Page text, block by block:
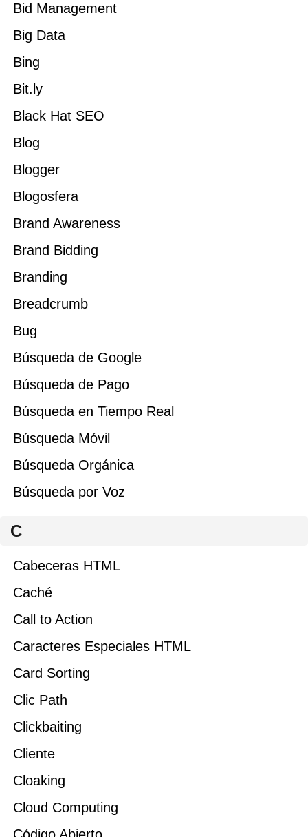
Bid Management
Big Data
Bing
Bit.ly
Black Hat SEO
Blog
Blogger
Blogosfera
Brand Awareness
Brand Bidding
Branding
Breadcrumb
Bug
Búsqueda de Google
Búsqueda de Pago
Búsqueda en Tiempo Real
Búsqueda Móvil
Búsqueda Orgánica
Búsqueda por Voz
C
Cabeceras HTML
Caché
Call to Action
Caracteres Especiales HTML
Card Sorting
Clic Path
Clickbaiting
Cliente
Cloaking
Cloud Computing